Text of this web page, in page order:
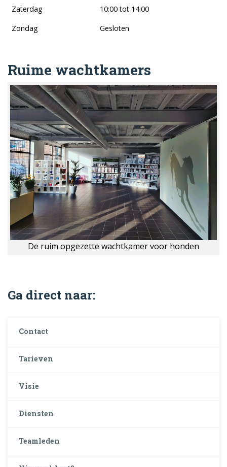
Zaterdag
10:00 tot 14:00
Zondag
Gesloten
Ruime wachtkamers
De ruim opgezette wachtkamer voor honden
Ga direct naar:
Contact
Tarieven
Visie
Diensten
Teamleden